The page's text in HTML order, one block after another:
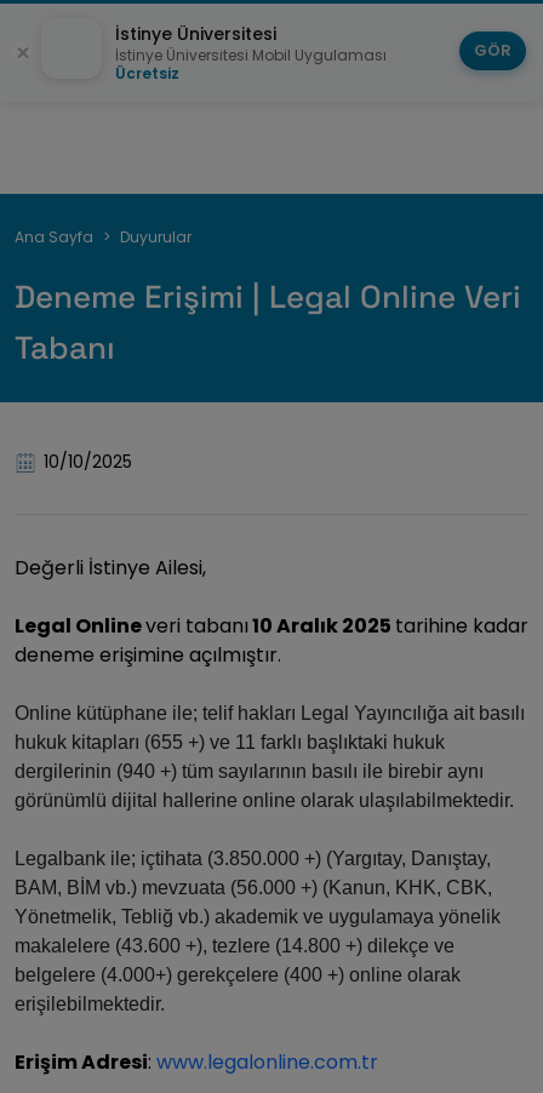
Breadcrumb
Ana Sayfa Duyurular
Deneme Erişimi | Legal Online Veri
Tabanı
10/10/2025
Değerli İstinye Ailesi,
Legal Onlineveri tabanı10 Aralık 2025 tarihine kadar
deneme erişimine açılmıştır.
Online kütüphane ile; telif hakları Legal Yayıncılığa ait basılı
hukuk kitapları (655 +) ve 11 farklı başlıktaki hukuk
dergilerinin (940 +) tüm sayılarının basılı ile birebir aynı
görünümlü dijital hallerine online olarak ulaşılabilmektedir.
Legalbank ile; içtihata (3.850.000 +) (Yargıtay, Danıştay,
BAM, BİM vb.) mevzuata (56.000 +) (Kanun, KHK, CBK,
Yönetmelik, Tebliğ vb.) akademik ve uygulamaya yönelik
makalelere (43.600 +), tezlere (14.800 +) dilekçe ve
belgelere (4.000+) gerekçelere (400 +) online olarak
erişilebilmektedir.
Erişim Adresi: www.legalonline.com.tr
İstinye Üniversitesi
İstinye Üniversitesi Mobil Uygulaması
Ücretsiz
GÖR